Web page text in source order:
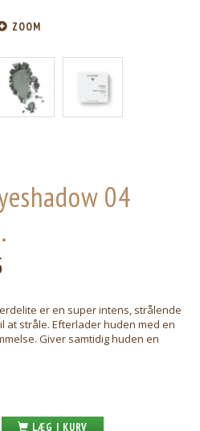
ZOOM
04
er en super intens, strålende
at stråle. Efterlader huden med en
Giver samtidig huden en
LÆG I KURV